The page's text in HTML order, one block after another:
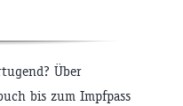
Über
bis zum Impfpass